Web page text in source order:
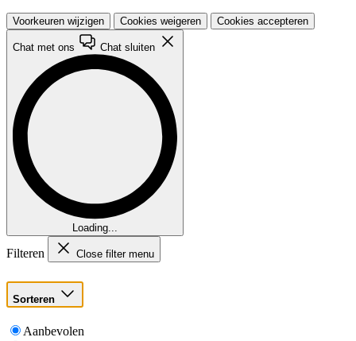
Voorkeuren wijzigen Cookies weigeren Cookies accepteren
Chat met ons Chat sluiten
Loading...
Filteren Close filter menu
Sorteren
Aanbevolen